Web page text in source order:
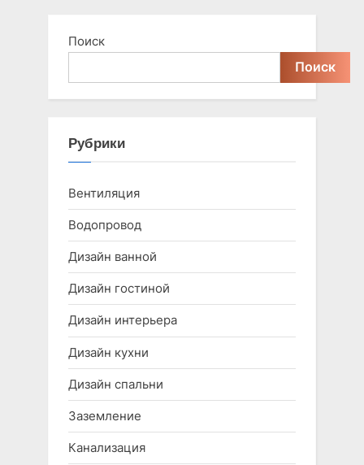
Поиск
Поиск
Рубрики
Вентиляция
Водопровод
Дизайн ванной
Дизайн гостиной
Дизайн интерьера
Дизайн кухни
Дизайн спальни
Заземление
Канализация